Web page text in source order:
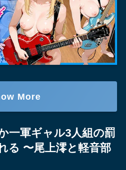
More
一軍ギャル3人組の罰
る 〜尾上澪と軽音部